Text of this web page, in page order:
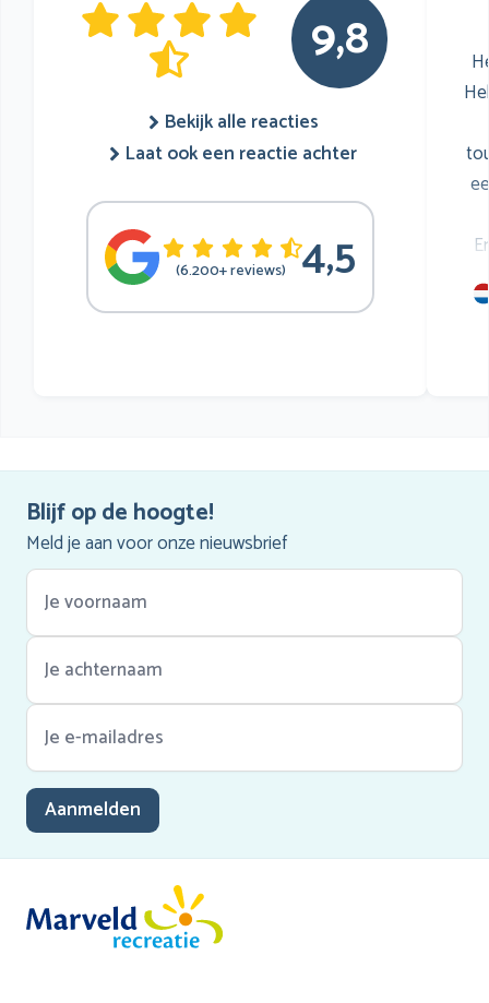
9,8
Bekijk alle reacties
Laat ook een reactie achter
(6.200+ reviews) 4,5
Blijf op de hoogte!
Meld je aan voor onze nieuwsbrief
Aanmelden